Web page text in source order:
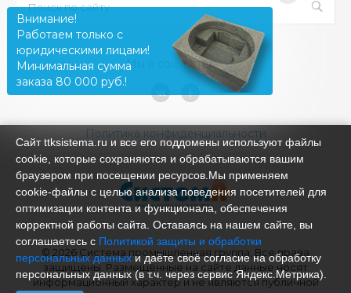
Мы в соц. сетях
Политика конфиденциальности
© 2026 Система промышленная группа, Все права
защищены. Размещённые на сайте данные носят
информационный характер и не являются публичной
Внимание!
Работаем только с
юридическими лицами!
Минимальная сумма
заказа 80 000 руб.!
Сайт ttksistema.ru и все его поддомены используют файлы
cookie, которые сохраняются и обрабатываются вашим
браузером при посещении ресурсов.Мы применяем
cookie‑файлы с целью анализа поведения посетителей для
оптимизации контента и функционала, обеспечения
корректной работы сайта. Оставаясь на нашем сайте, вы
соглашаетесь с Политикой защиты и обработки
персональных данныхи даёте своё согласие на обработку
персональных данных (в т.ч. через сервис Яндекс.Метрика).